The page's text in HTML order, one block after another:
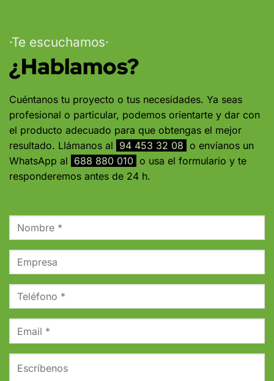
·Te escuchamos·
¿Hablamos?
Cuéntanos tu proyecto o tus necesidades. Ya seas
profesional o particular, podemos orientarte y dar con
el producto adecuado para que obtengas el mejor
resultado. Llámanos al 94 453 32 08 o envíanos un
WhatsApp al 688 880 010 o usa el formulario y te
responderemos antes de 24 h.